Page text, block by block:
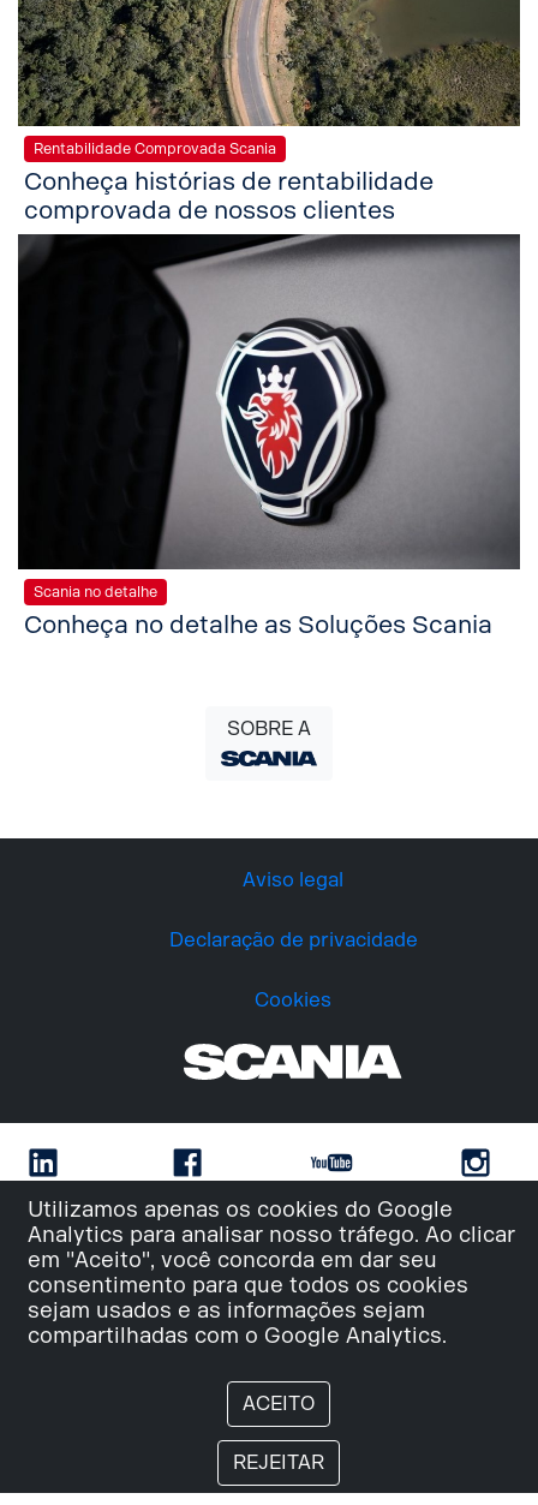
Utilizamos apenas os cookies do Google
Analytics para analisar nosso tráfego. Ao clicar
em "Aceito", você concorda em dar seu
consentimento para que todos os cookies
sejam usados e as informações sejam
compartilhadas com o Google Analytics.
ACEITO
REJEITAR
Rentabilidade Comprovada Scania
Conheça histórias de rentabilidade
comprovada de nossos clientes
Scania no detalhe
Conheça no detalhe as Soluções Scania
SOBRE A
Aviso legal
Declaração de privacidade
Cookies